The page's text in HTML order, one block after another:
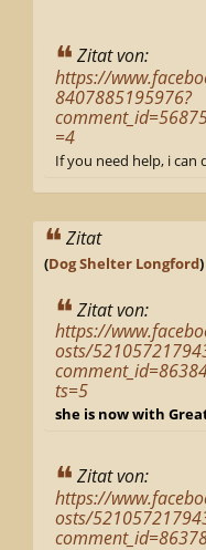
Zitat von:
https://
8407885195976?
=4
If you need help, i can
Zitat
(Dog Shelter Longford)
Zitat von:
https://
osts/
ts=5
she is now with
Zitat von:
https://
osts/